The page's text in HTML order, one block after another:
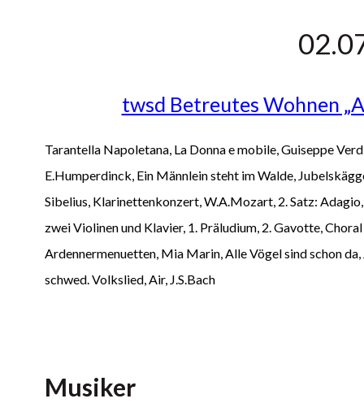
twsd Betreutes Wohnen
Tarantella Napoletana, La Donna e mobile, Guiseppe
E.Humperdinck, Ein Männlein steht im Walde,
Sibelius, Klarinettenkonzert, W.A.Mozart, 2. Satz:
zwei Violinen und Klavier, 1. Präludium, 2. Gavotte,
Ardennermenuetten, Mia Marin, Alle Vögel sind schon
schwed. Volkslied, Air, J.S.Bach
Musiker